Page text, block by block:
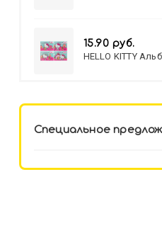
15.90 руб.
HELLO KITTY
Специальное